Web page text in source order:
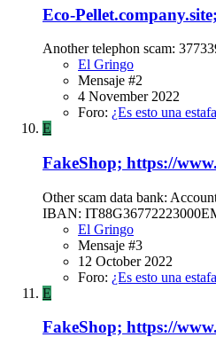
Eco-
Another telephon scam:
El Gringo
Mensaje #2
4 November 2022
Foro: ¿Es esto una
E
FakeShop; https://
Other scam data bank:
IBAN:
El Gringo
Mensaje #3
12 October 2022
Foro: ¿Es esto una
E
FakeShop; https://